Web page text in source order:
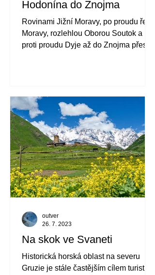
Hodonína do Znojma
Rovinami Jižní Moravy, po proudu řeky
Moravy, rozlehlou Oborou Soutok a
proti proudu Dyje až do Znojma přes
Na skok ve Svaneti
Historická horská oblast na severu
Gruzie je stále častějším cílem turistů,
outver
26. 7. 2023